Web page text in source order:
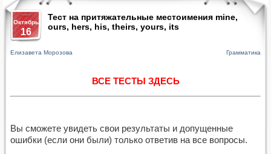
Октябрь
16
Тест на притяжательные местоимения mine,
ours, hers, his, theirs, yours, its
Елизавета Морозова Грамматика
ВСЕ ТЕСТЫ ЗДЕСЬ
Вы сможете увидеть свои результаты и допущенные
ошибки (если они были) только ответив на все вопросы.